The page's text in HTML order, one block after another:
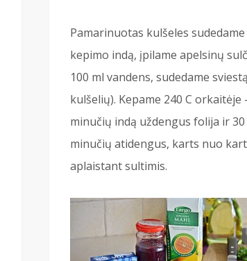
Pamarinuotas kulšeles sudedame
kepimo indą, įpilame apelsinų
100 ml vandens, sudedame
kulšelių). Kepame 240 C orkaitėje
minučių indą uždengus folija ir 30
minučių atidengus, karts nuo
aplaistant sultimis.